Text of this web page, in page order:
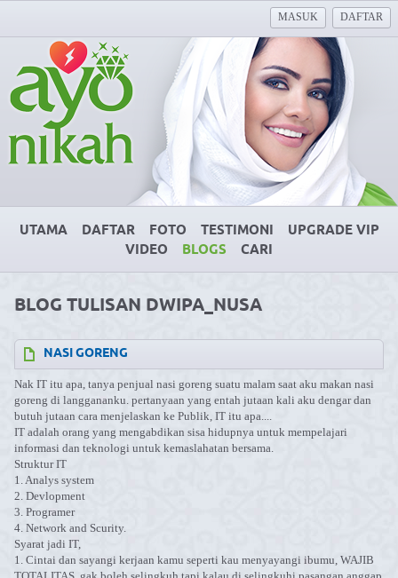
MASUK DAFTAR
UTAMA DAFTAR FOTO TESTIMONI
UPGRADE VIP
VIDEO
BLOGS CARI
BLOG TULISAN DWIPA_NUSA
NASI GORENG
Nak IT itu apa, tanya penjual nasi goreng suatu malam saat aku makan nasi
goreng di langgananku. pertanyaan yang entah jutaan kali aku dengar dan
butuh jutaan cara menjelaskan ke Publik, IT itu apa....
IT adalah orang yang mengabdikan sisa hidupnya untuk mempelajari
informasi dan teknologi untuk kemaslahatan bersama.
Struktur IT
1. Analys system
2. Devlopment
3. Programer
4. Network and Scurity.
Syarat jadi IT,
1. Cintai dan sayangi kerjaan kamu seperti kau menyayangi ibumu, WAJIB